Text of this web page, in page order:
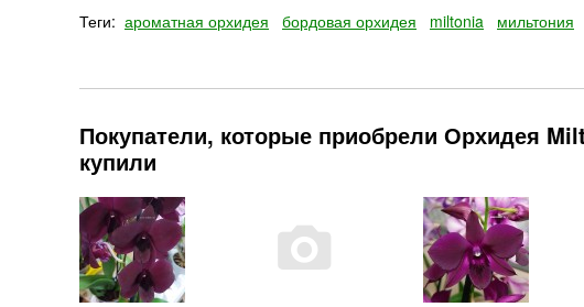
Теги: ароматная орхидея бордовая орхидея miltonia мильтония
Покупатели, которые приобрели Орхидея
купили